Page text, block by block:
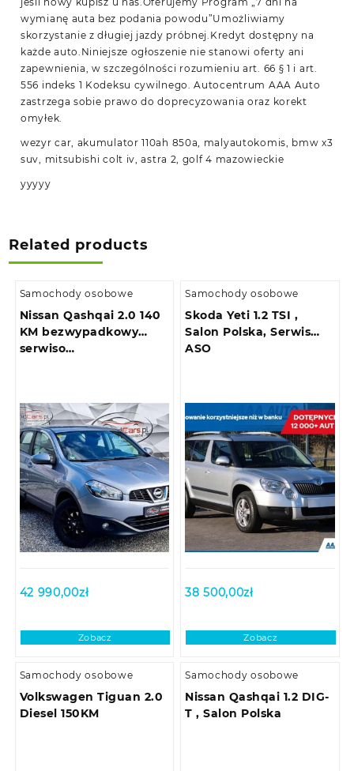
wymianę auta bez podania powodu”Umożliwiamy
skorzystanie z długiej jazdy próbnej.Kredyt dostępny na
każde auto.Niniejsze ogłoszenie nie stanowi oferty ani
zapewnienia, w szczególności rozumieniu art. 66 § 1 i art.
556 indeks 1 Kodeksu cywilnego. Autocentrum AAA Auto
zastrzega sobie prawo do doprecyzowania oraz korekt
omyłek.
wezyr car, akumulator 110ah 850a, malyautokomis, bmw x3
suv, mitsubishi colt iv, astra 2, golf 4 mazowieckie
yyyyy
Related products
Samochody osobowe
Nissan Qashqai 2.0 140
KM bezwypadkowy
serwiso…
42 990,00zł
Zobacz
Samochody osobowe
Skoda Yeti 1.2 TSI ,
Salon Polska, Serwis
ASO
38 500,00zł
Zobacz
Samochody osobowe
Volkswagen Tiguan 2.0
Diesel 150KM
Samochody osobowe
Nissan Qashqai 1.2 DIG-
T , Salon Polska